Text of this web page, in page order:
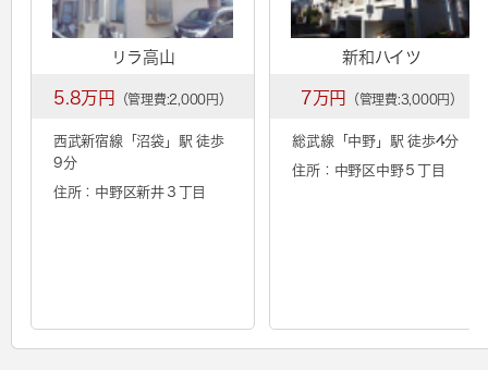
リラ高山
5.8万円 （管理費:2,000円）
西武新宿線「沼袋」駅 徒歩
9分
住所：中野区新井３丁目
新和ハイツ
7万円 （管理費:3,000円）
総武線「 中野」駅 徒歩4分
住所：中野区中野５丁目